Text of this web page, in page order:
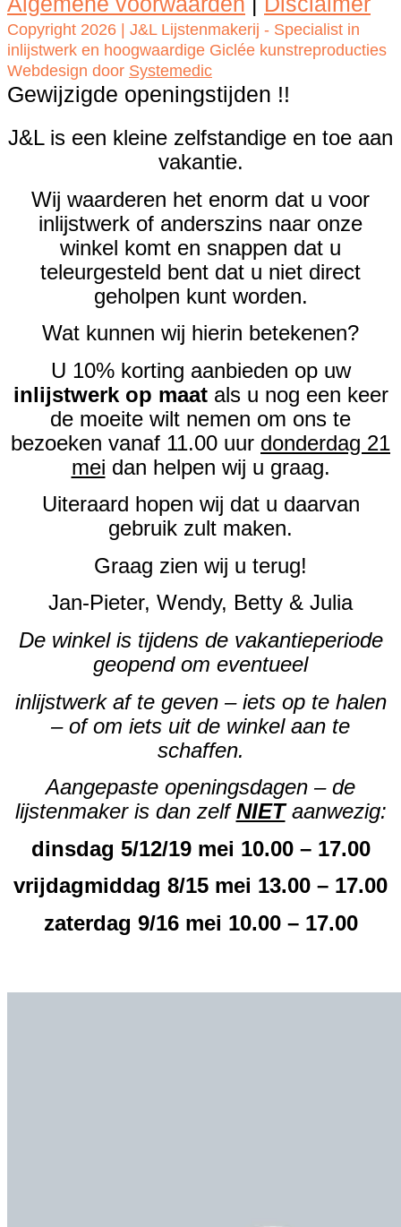
Copyright 2026 | J&L Lijstenmakerij - Specialist in
inlijstwerk en hoogwaardige Giclée kunstreproducties
Webdesign door Systemedic
Gewijzigde openingstijden !!
J&L is een kleine zelfstandige en toe aan
vakantie.
Wij waarderen het enorm dat u voor
inlijstwerk of anderszins naar onze
winkel komt en snappen dat u
teleurgesteld bent dat u niet direct
geholpen kunt worden.
Wat kunnen wij hierin betekenen?
U 10% korting aanbieden op uw
inlijstwerk op maatals u nog een keer
de moeite wilt nemen om ons te
bezoeken vanaf 11.00 uur donderdag 21
mei dan helpen wij u graag.
Uiteraard hopen wij dat u daarvan
gebruik zult maken.
Graag zien wij u terug!
Jan-Pieter, Wendy, Betty & Julia
De winkel is tijdens de vakantieperiode
geopend om eventueel
inlijstwerk af te geven – iets op te halen
– of om iets uit de winkel aan te
schaffen.
Aangepaste openingsdagen – de
lijstenmaker is dan zelfNIETaanwezig:
dinsdag 5/12/19 mei 10.00 – 17.00
vrijdagmiddag 8/15 mei 13.00 – 17.00
zaterdag 9/16 mei 10.00 – 17.00